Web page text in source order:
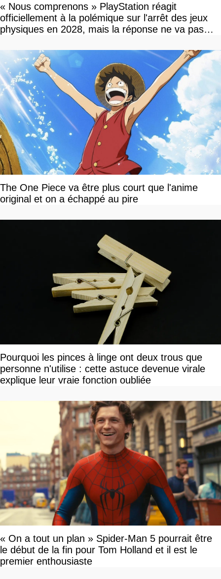
« Nous comprenons » PlayStation réagit
officiellement à la polémique sur l'arrêt des jeux
physiques en 2028, mais la réponse ne va pas
The One Piece va être plus court que l'anime
original et on a échappé au pire
Pourquoi les pinces à linge ont deux trous que
personne n'utilise : cette astuce devenue virale
explique leur vraie fonction oubliée
« On a tout un plan » Spider-Man 5 pourrait être
le début de la fin pour Tom Holland et il est le
premier enthousiaste